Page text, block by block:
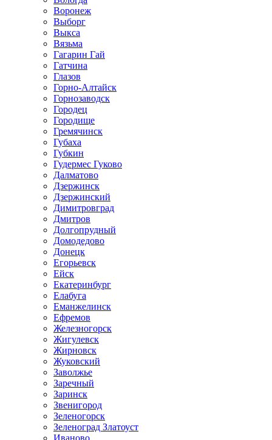
Воронеж
Выборг
Выкса
Вязьма
Гагарин Гай
Гатчина
Глазов
Горно-Алтайск
Горнозаводск
Городец
Городище
Гремячинск
Губаха
Губкин
Гудермес Гуково
Далматово
Дзержинск
Дзержинский
Димитровград
Дмитров
Долгопрудный
Домодедово
Донецк
Егорьевск
Ейск
Екатеринбург
Елабуга
Еманжелинск
Ефремов
Железногорск
Жигулевск
Жирновск
Жуковский
Заволжье
Заречный
Заринск
Звенигород
Зеленогорск
Зеленоград Златоуст
Иваново